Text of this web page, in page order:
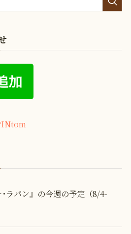
ラパン』の今週の予定（8/4-